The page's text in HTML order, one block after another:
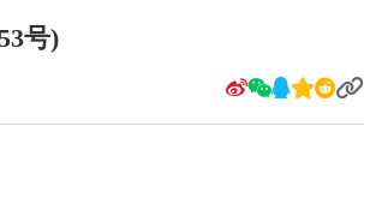
号)